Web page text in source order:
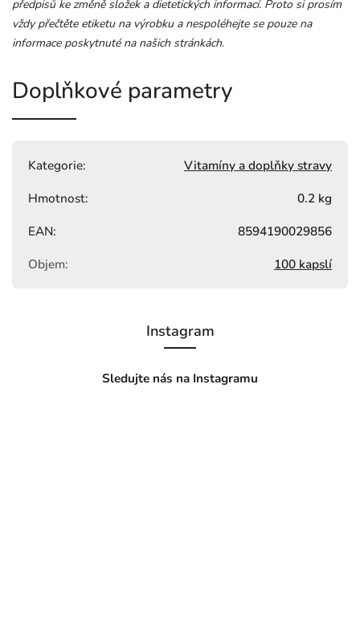
předpisů ke změně složek a dietetických informací. Proto si prosím
vždy přečtěte etiketu na výrobku a nespoléhejte se pouze na
informace poskytnuté na našich stránkách.
Doplňkové parametry
Kategorie:
Vitamíny a doplňky stravy
Hmotnost:
0.2 kg
EAN:
8594190029856
Objem: 100 kapslí
Instagram
Sledujte nás na Instagramu